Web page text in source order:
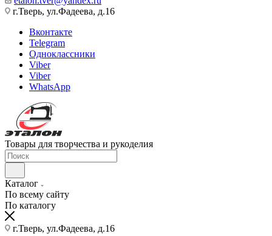
г.Тверь, ул.Фадеева, д.16
Вконтакте
Telegram
Одноклассники
Viber
Viber
WhatsApp
Товары для творчества и рукоделия
Каталог
По всему сайту
По каталогу
г.Тверь, ул.Фадеева, д.16